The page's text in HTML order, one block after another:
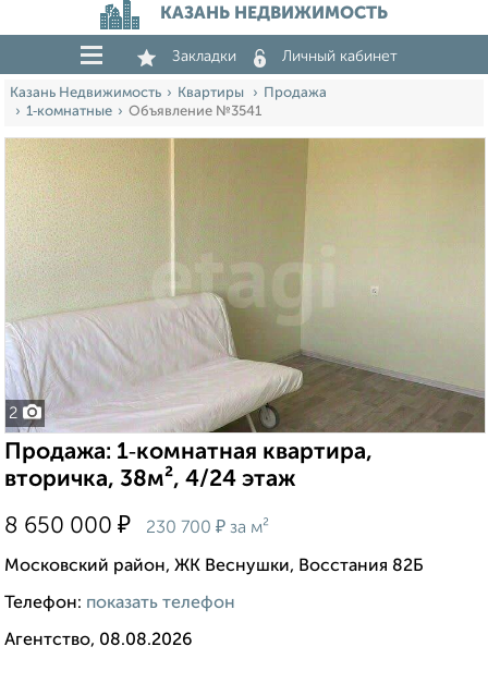
КАЗАНЬ НЕДВИЖИМОСТЬ
Закладки Личный кабинет
Казань Недвижимость Квартиры
Продажа
1‑комнатные
Объявление №3541
2
Продажа: 1‑комнатная квартира,
вторичка, 38м², 4/24 этаж
8 650 000 ₽ 230 700 ₽ за м²
Московский район, ЖК Веснушки, Восстания 82Б
Телефон: показать телефон
Агентство, 08.08.2026